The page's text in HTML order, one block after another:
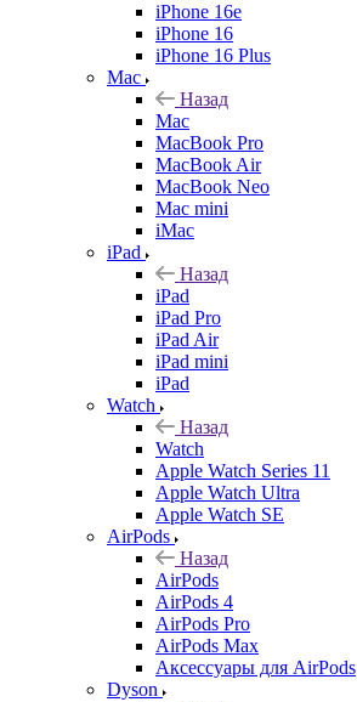
iPhone 16e
iPhone 16
iPhone 16 Plus
Mac
Назад
Mac
MacBook Pro
MacBook Air
MacBook Neo
Mac mini
iMac
iPad
Назад
iPad
iPad Pro
iPad Air
iPad mini
iPad
Watch
Назад
Watch
Apple Watch Series 11
Apple Watch Ultra
Apple Watch SE
AirPods
Назад
AirPods
AirPods 4
AirPods Pro
AirPods Max
Аксессуары для AirPods
Dyson